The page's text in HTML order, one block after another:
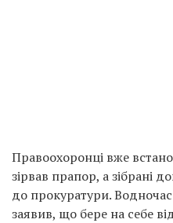
Правоохоронці вже
зірвав прапор, а зібрані
до прокуратури.
заявив, що бере на себе